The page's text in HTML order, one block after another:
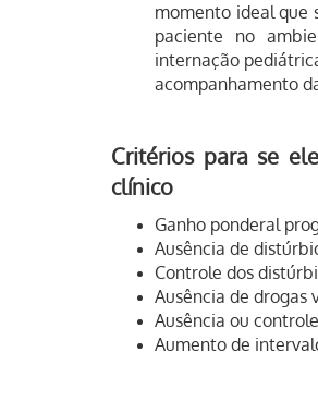
momento ideal que
paciente no
internação
acompanhamento
Critérios para se
clínico
Ganho ponderal
Ausência de
Controle dos
Ausência de drogas
Ausência ou
Aumento de